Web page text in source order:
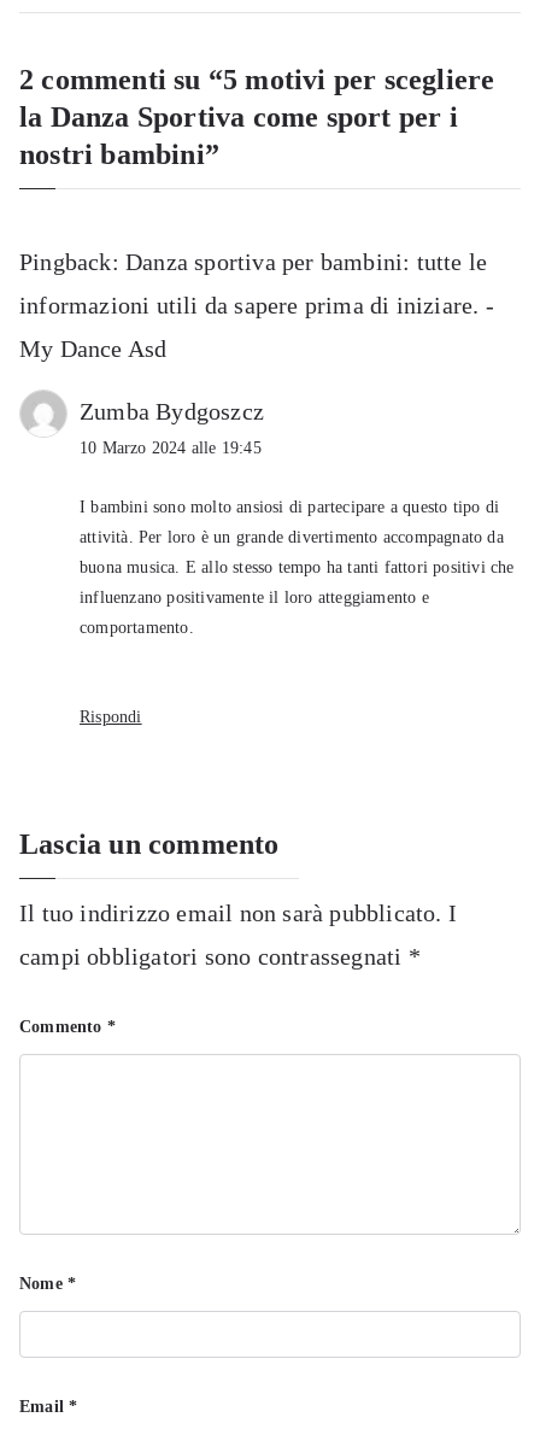
2 commenti su “5 motivi per scegliere
la Danza Sportiva come sport per i
nostri bambini”
Pingback: Danza sportiva per bambini: tutte le
informazioni utili da sapere prima di iniziare. -
My Dance Asd
Zumba Bydgoszcz
10 Marzo 2024 alle 19:45
I bambini sono molto ansiosi di partecipare a questo tipo di
attività. Per loro è un grande divertimento accompagnato da
buona musica. E allo stesso tempo ha tanti fattori positivi che
influenzano positivamente il loro atteggiamento e
comportamento.
Rispondi
Lascia un commento
Il tuo indirizzo email non sarà pubblicato. I
campi obbligatori sono contrassegnati *
Commento *
Nome *
Email*